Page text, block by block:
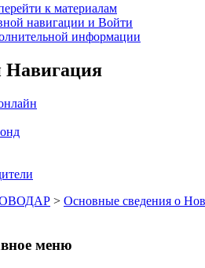
к материалам
навигации и Войти
информации
Навигация
> Основные сведения о
меню